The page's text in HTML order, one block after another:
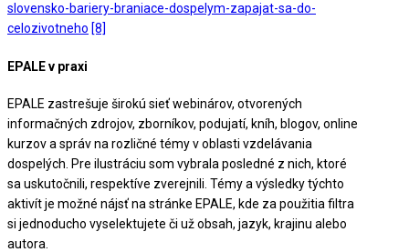
slovensko-bariery-braniace-dospelym-zapajat-sa-do-
celozivotneho [8]
EPALE v praxi
EPALE zastrešuje širokú sieť webinárov, otvorených
informačných zdrojov, zborníkov, podujatí, kníh, blogov, online
kurzov a správ na rozličné témy v oblasti vzdelávania
dospelých. Pre ilustráciu som vybrala posledné z nich, ktoré
sa uskutočnili, respektíve zverejnili. Témy a výsledky týchto
aktivít je možné nájsť na stránke EPALE, kde za použitia filtra
si jednoducho vyselektujete či už obsah, jazyk, krajinu alebo
autora.